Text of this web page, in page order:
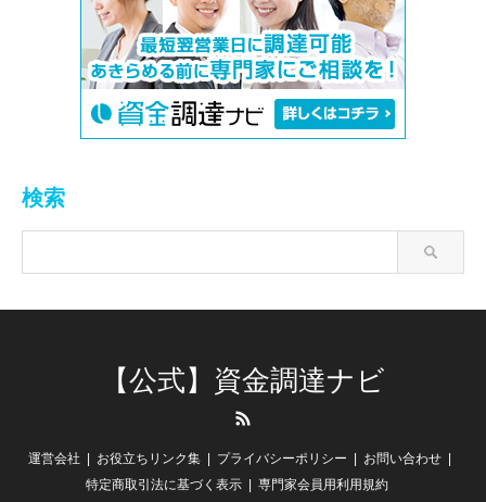
検索
【公式】資金調達ナビ
運営会社 お役立ちリンク集 プライバシーポリシー
お問い合わせ
特定商取引法に基づく表示
専門家会員用利用規約